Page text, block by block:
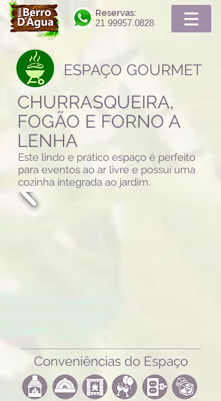
Reservas:
21 99957.0828
ESPAÇO GOURMET
CHURRASQUEIRA,
FOGÃO E FORNO A
LENHA
Este lindo e prático espaço é perfeito
para eventos ao ar livre e possuí uma
cozinha integrada ao jardim.
Conveniências do Espaço